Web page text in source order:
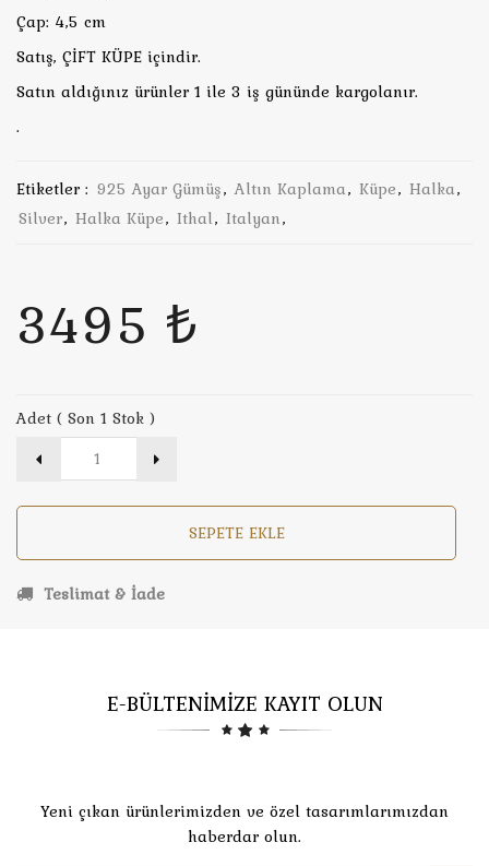
Çap: 4,5 cm
Satış, ÇİFT KÜPE içindir.
Satın aldığınız ürünler 1 ile 3 iş gününde kargolanır.
.
Etiketler : 925 Ayar Gümüş, Altın Kaplama, Küpe, Halka,
Silver, Halka Küpe, Ithal, Italyan,
3495 ₺
Adet ( Son 1 Stok )
SEPETE EKLE
Teslimat & İade
E-BÜLTENİMİZE KAYIT OLUN
Yeni çıkan ürünlerimizden ve özel tasarımlarımızdan
haberdar olun.